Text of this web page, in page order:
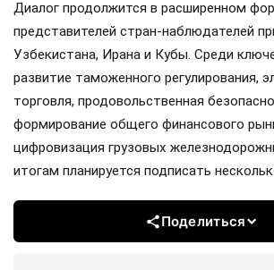
Диалог продолжится в расширенном
представителей стран-наблюдателей
Узбекистана, Ирана и Кубы. Среди
развитие таможенного регулирования,
торговля, продовольственная
формирование общего финансового
цифровизация грузовых
итогам планируется подписать
Поделиться